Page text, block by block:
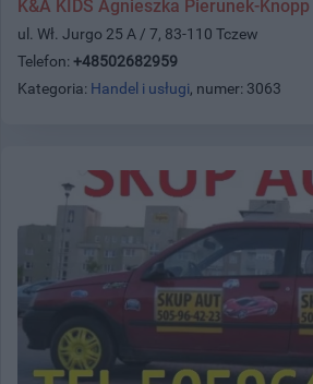
K&A KIDS Agnieszka Pierunek-Knopp
ul. Wł. Jurgo 25 A / 7, 83-110 Tczew
Telefon: +48502682959
Kategoria: Handel i usługi, numer: 3063